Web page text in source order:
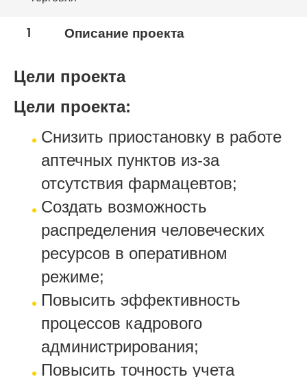
1 Описание проекта
Цели проекта
Цели проекта:
Снизить приостановку в работе
аптечных пунктов из-за
отсутствия фармацевтов;
Создать возможность
распределения человеческих
ресурсов в оперативном
режиме;
Повысить эффективность
процессов кадрового
администрирования;
Повысить точность учета